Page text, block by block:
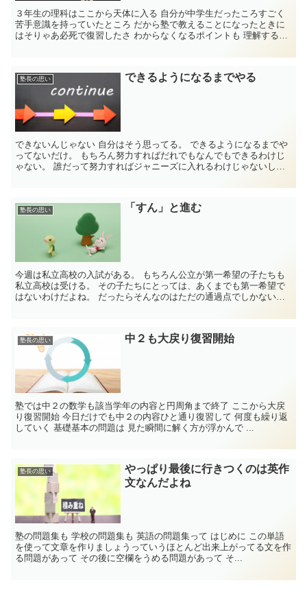
３年生の理科はここから天体に入る 自分が中学生だったころすごく
苦手意識を持っていたところ だから塾で教えることになったときに
はそりゃあ必死で復習したさ わからなくなるポイントも 理解するた
塾長の思い できるようになるまでやる
できないんじゃない 自分はそう思ってる。 できるようになるまでや
ってないだけ。 もちろん努力すればだれでもなんでもできるわけじ
ゃない。 誰だって努力すればジャニーズに入れるわけじゃないし
塾長の思い 「すん」と進む
今週は私立高校の入試がある。 もちろん公立が第一希望の子たちも
私立高校は受ける。 その子たちにとっては、あくまでも第一希望で
はないわけだよね。 だったらそんなのはただの通過点でしかないん
塾長の思い 中２も大戻り復習開始
塾では中２の数学も該当学年の内容と円周角まで終了 ここから大戻
り復習開始 今日だけでも中２の内容ひと通り復習して 何度も繰り返
していく 基礎基本の問題は 見た瞬間に解く方が浮かんで ...
塾長の思い
やっぱり最後に行きつくのは英作
文なんだよね
塾の問題集も 学校の問題集も 英語の問題集って はじめに この単語
を使って文章を作りましょうっていうほとんど出来上がってる文を作
る問題があって その後に空欄をうめる問題があって そ...